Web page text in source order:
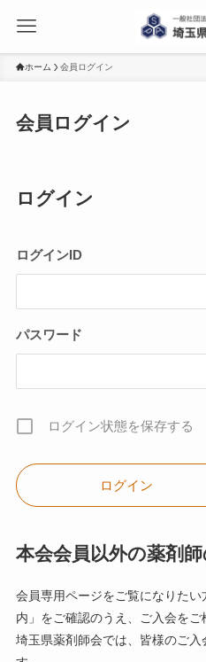
ホーム 会員ログイン
会員ログイン
ログイン
ログインID
パスワード
ログイン状態を保存する
本会会員以外の薬剤
会員専用ページをご覧になりた
内」をご確認のうえ、ご入会をご
埼玉県薬剤師会では、皆様のご